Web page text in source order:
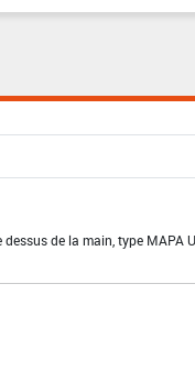
de la main, type MAPA